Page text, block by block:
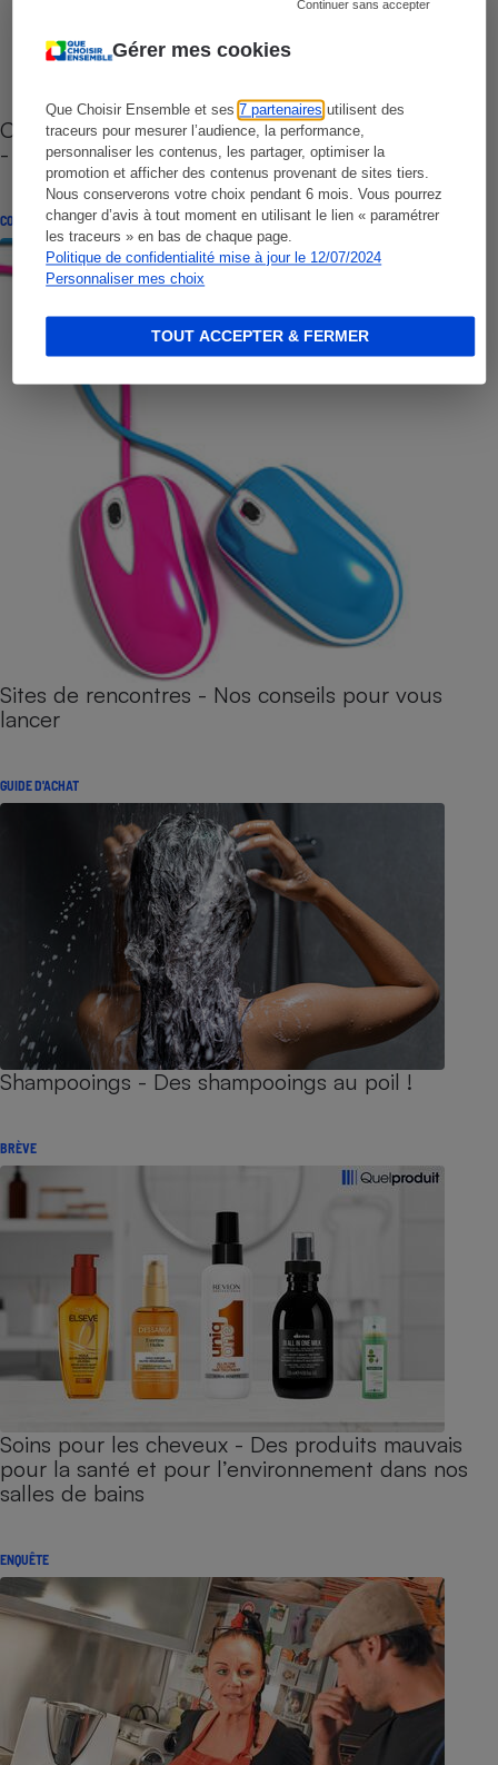
Gérer mes cookies
Que Choisir Ensemble et ses7 partenaires utilisent des
traceurs pour mesurer l’audience, la performance,
personnaliser les contenus, les partager, optimiser la
promotion et afficher des contenus provenant de sites tiers.
Nous conserverons votre choix pendant 6 mois. Vous pourrez
changer d’avis à tout moment en utilisant le lien « paramétrer
les traceurs » en bas de chaque page.
Politique de confidentialité mise à jour le 12/07/2024
Personnaliser mes choix
Continuer sans accepter
TOUT ACCEPTER & FERMER
Cafetière à capsules zéro déchet CoffeeB (vidéo)
- Premières impressions
CONSEILS
Sites de rencontres - Nos conseils pour vous
lancer
GUIDE D'ACHAT
Shampooings - Des shampooings au poil !
BRÈVE
Soins pour les cheveux - Des produits mauvais
pour la santé et pour l’environnement dans nos
salles de bains
ENQUÊTE